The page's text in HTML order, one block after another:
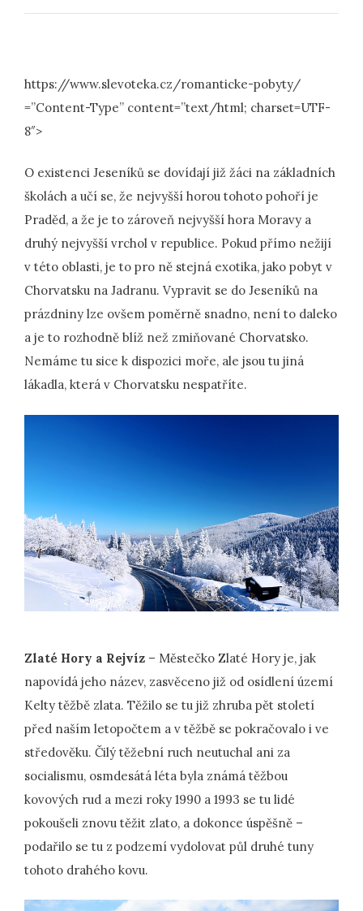
https://www.slevoteka.cz/romanticke-pobyty/
=”Content-Type” content=”text/html; charset=UTF-
8″>
O existenci Jeseníků se dovídají již žáci na základních
školách a učí se, že nejvyšší horou tohoto pohoří je
Praděd, a že je to zároveň nejvyšší hora Moravy a
druhý nejvyšší vrchol v republice. Pokud přímo nežijí
v této oblasti, je to pro ně stejná exotika, jako pobyt v
Chorvatsku na Jadranu. Vypravit se do Jeseníků na
prázdniny lze ovšem poměrně snadno, není to daleko
a je to rozhodně blíž než zmiňované Chorvatsko.
Nemáme tu sice k dispozici moře, ale jsou tu jiná
lákadla, která v Chorvatsku nespatříte.
Zlaté Hory a Rejvíz – Městečko Zlaté Hory je, jak
napovídá jeho název, zasvěceno již od osídlení území
Kelty těžbě zlata. Těžilo se tu již zhruba pět století
před naším letopočtem a v těžbě se pokračovalo i ve
středověku. Čilý těžební ruch neutuchal ani za
socialismu, osmdesátá léta byla známá těžbou
kovových rud a mezi roky 1990 a 1993 se tu lidé
pokoušeli znovu těžit zlato, a dokonce úspěšně –
podařilo se tu z podzemí vydolovat půl druhé tuny
tohoto drahého kovu.